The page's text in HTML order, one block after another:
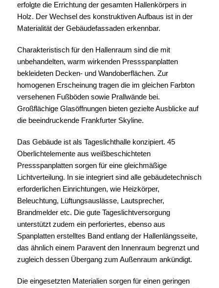
erfolgte die Errichtung der gesamten Hallenkörpers in
Holz. Der Wechsel des konstruktiven Aufbaus ist in der
Materialität der Gebäudefassaden erkennbar.
Charakteristisch für den Hallenraum sind die mit
unbehandelten, warm wirkenden Pressspanplatten
bekleideten Decken- und Wandoberflächen. Zur
homogenen Erscheinung tragen die im gleichen Farbton
versehenen Fußböden sowie Prallwände bei.
Großflächige Glasöffnungen bieten gezielte Ausblicke auf
die beeindruckende Frankfurter Skyline.
Das Gebäude ist als Tageslichthalle konzipiert. 45
Oberlichtelemente aus weißbeschichteten
Pressspanplatten sorgen für eine gleichmäßige
Lichtverteilung. In sie integriert sind alle gebäudetechnisch
erforderlichen Einrichtungen, wie Heizkörper,
Beleuchtung, Lüftungsauslässe, Lautsprecher,
Brandmelder etc. Die gute Tageslichtversorgung
unterstützt zudem ein perforiertes, ebenso aus
Spanplatten erstelltes Band entlang der Hallenlängsseite,
das ähnlich einem Paravent den Innenraum begrenzt und
zugleich dessen Übergang zum Außenraum ankündigt.
Die eingesetzten Materialien sorgen für einen geringen